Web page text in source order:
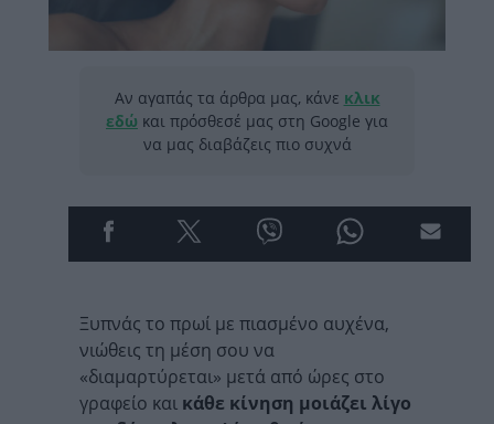
Αν αγαπάς τα άρθρα μας, κάνε κλικ
εδώ και πρόσθεσέ μας στη Google για
να μας διαβάζεις πιο συχνά
Ξυπνάς το πρωί με πιασμένο αυχένα,
νιώθεις τη μέση σου να
«διαμαρτύρεται» μετά από ώρες στο
γραφείο και κάθε κίνηση μοιάζει λίγο